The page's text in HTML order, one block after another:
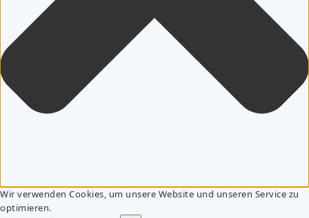
Wir verwenden Cookies, um unsere Website und unseren Service zu
optimieren.